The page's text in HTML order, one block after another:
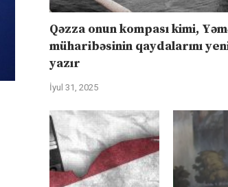
Qəzza onun kompası kimi,
müharibəsinin qaydalarını
yazır
İyul 31, 2025